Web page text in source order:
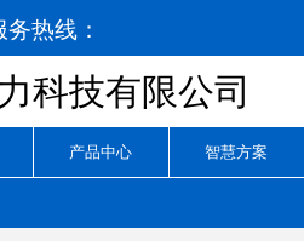
务热线：
科技有限公司
产品中心 智慧方案